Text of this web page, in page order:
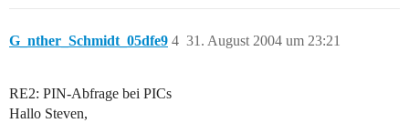
G_nther_Schmidt_05dfe9 31. August 2004 um 23:21
4
RE2: PIN-Abfrage bei PICs
Hallo Steven,